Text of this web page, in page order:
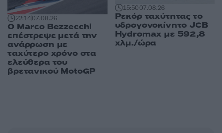
22:1407.08.26
Ο Marco Bezzecchi
επέστρεψε μετά την
ανάρρωση με
ταχύτερο χρόνο στα
ελεύθερα του
βρετανικού MotoGP
15:5007.08.26
Ρεκόρ ταχύτητας το
υδρογονοκίνητο JCB
Hydromax με 592,8
χλμ./ώρα